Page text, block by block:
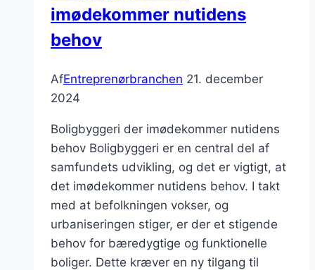
imødekommer nutidens
behov
AfEntreprenørbranchen 21. december
2024
Boligbyggeri der imødekommer nutidens
behov Boligbyggeri er en central del af
samfundets udvikling, og det er vigtigt, at
det imødekommer nutidens behov. I takt
med at befolkningen vokser, og
urbaniseringen stiger, er der et stigende
behov for bæredygtige og funktionelle
boliger. Dette kræver en ny tilgang til